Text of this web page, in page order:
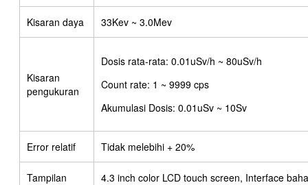
Kisaran daya 33Kev ~ 3.0Mev
Kisaran
pengukuran
Dosis rata-rata: 0.01uSv/h ~ 80uSv/h
Count rate: 1 ~ 9999 cps
Akumulasi Dosis: 0.01uSv ~ 10Sv
Error relatif Tidak melebihi + 20%
Tampilan 4.3 inch color LCD touch screen, Interface